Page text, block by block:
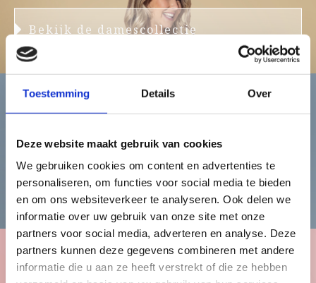
Toestemming Details Over
Deze website maakt gebruik van cookies
We gebruiken cookies om content en advertenties te
personaliseren, om functies voor social media te bieden
en om ons websiteverkeer te analyseren. Ook delen we
informatie over uw gebruik van onze site met onze
partners voor social media, adverteren en analyse. Deze
partners kunnen deze gegevens combineren met andere
informatie die u aan ze heeft verstrekt of die ze hebben
Bekijk de damescollectie
Heren
Bekijk de herencollectie